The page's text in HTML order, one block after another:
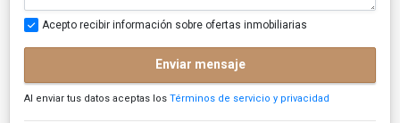
Acepto recibir información sobre ofertas inmobiliarias
Enviar mensaje
Al enviar tus datos aceptas los Términos de servicio y privacidad